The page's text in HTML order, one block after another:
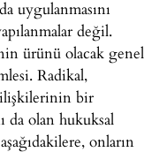
uygulanmasını
değil.
ürünü olacak genel
Radikal,
ilişkilerinin bir
da olan hukuksal
onların